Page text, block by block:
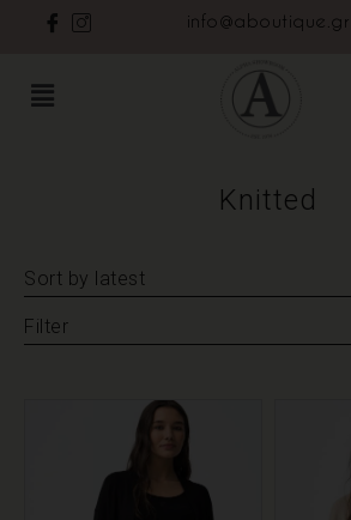
info@aboutique.gr
Knitted
Filter
Sort by latest